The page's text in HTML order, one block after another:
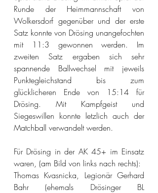
Runde der Heimmannschaft von
Wolkersdorf gegenüber und der erste
Satz konnte von Drösing unangefochten
mit 11:3 gewonnen werden. Im
zweiten Satz ergaben sich sehr
spannende Ballwechsel mit jeweils
Punktegleichstand bis zum
glücklicheren Ende von 15:14 für
Drösing. Mit Kampfgeist und
Siegeswillen konnte letzlich auch der
Matchball verwandelt werden.
Für Drösing in der AK 45+ im Einsatz
waren, (am Bild von links nach rechts):
Thomas Kvasnicka, Legionär Gerhard
Bahr (ehemals Drösinger BL